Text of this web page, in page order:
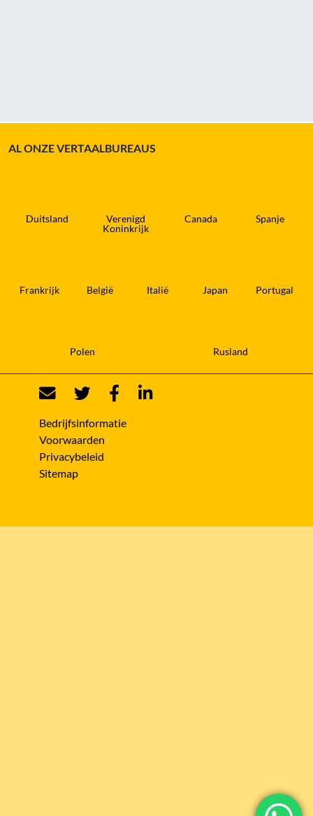
AL ONZE VERTAALBUREAUS
Duitsland
Verenigd
Koninkrijk
Canada Spanje
Frankrijk België Italië Japan Portugal
Polen Rusland
Bedrijfsinformatie
Voorwaarden
Privacybeleid
Sitemap